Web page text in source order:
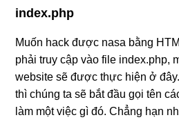
index.php
Muốn hack được nasa bằng
phải truy cập vào file index.php,
website sẽ được thực hiện ở
thì chúng ta sẽ bắt đầu gọi tên
làm một việc gì đó. Chẳng hạn